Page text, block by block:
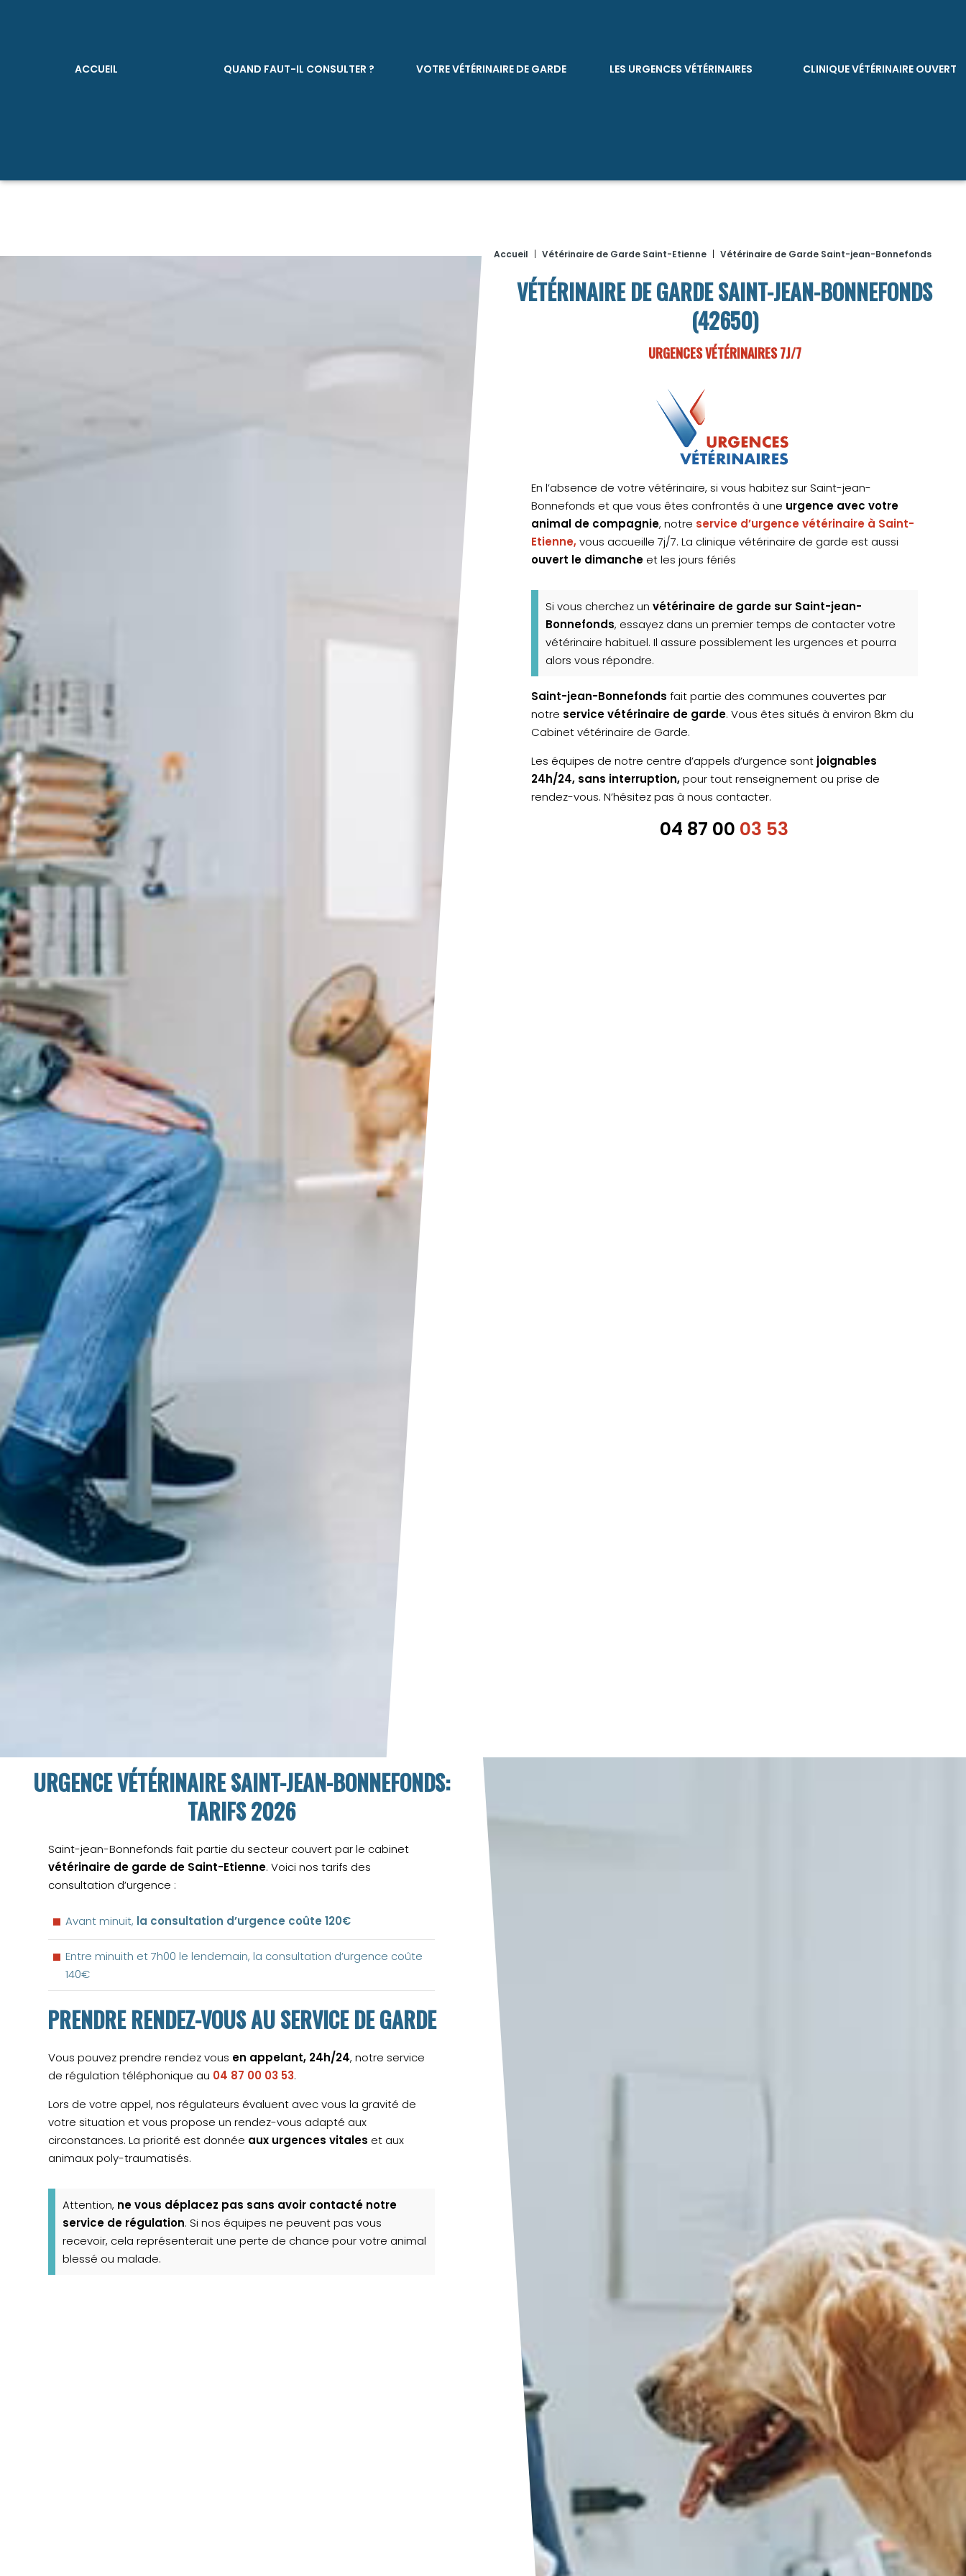
ACCUEIL QUAND FAUT-IL CONSULTER ? VOTRE VÉTÉRINAIRE DE GARDE LES URGENCES VÉTÉRINAIRES CLINIQUE VÉTÉRINAIRE OUVERT
Accueil | Vétérinaire de Garde Saint-Etienne | Vétérinaire de Garde Saint-jean-Bonnefonds
VÉTÉRINAIRE DE GARDE SAINT-JEAN-BONNEFONDS
(42650)
URGENCES VÉTÉRINAIRES 7J/7
En l’absence de votre vétérinaire, si vous habitez sur Saint-jean-
Bonnefonds et que vous êtes confrontés à une urgence avec votre
animal de compagnie, notre service d’urgence vétérinaire à Saint-
Etienne,vous accueille 7j/7. La clinique vétérinaire de garde est aussi
ouvert le dimanche et les jours fériés
Si vous cherchez unvétérinaire de garde sur Saint-jean-
Bonnefonds, essayez dans un premier temps de contacter votre
vétérinaire habituel. Il assure possiblement les urgences et pourra
alors vous répondre.
Saint-jean-Bonnefonds fait partie des communes couvertes par
notre service vétérinaire de garde. Vous êtes situés à environ 8km du
Cabinet vétérinaire de Garde.
Les équipes de notre centre d’appels d’urgence sont joignables
24h/24, sans interruption,pour tout renseignement ou prise de
rendez-vous. N’hésitez pas à nous contacter.
04 87 00 03 53
URGENCE VÉTÉRINAIRE SAINT-JEAN-BONNEFONDS:
TARIFS 2026
Saint-jean-Bonnefonds fait partie du secteur couvert par le cabinet
vétérinaire de garde de Saint-Etienne. Voici nos tarifs des
consultation d’urgence :
Avant minuit, la consultation d’urgence coûte 120€
Entre minuith et 7h00 le lendemain, la consultation d’urgence coûte
140€
PRENDRE RENDEZ-VOUS AU SERVICE DE GARDE
Vous pouvez prendre rendez vous en appelant, 24h/24, notre service
de régulation téléphonique au 04 87 00 03 53.
Lors de votre appel, nos régulateurs évaluent avec vous la gravité de
votre situation et vous propose un rendez-vous adapté aux
circonstances. La priorité est donnée aux urgences vitales et aux
animaux poly-traumatisés.
Attention, ne vous déplacez pas sans avoir contacté notre
service de régulation. Si nos équipes ne peuvent pas vous
recevoir, cela représenterait une perte de chance pour votre animal
blessé ou malade.